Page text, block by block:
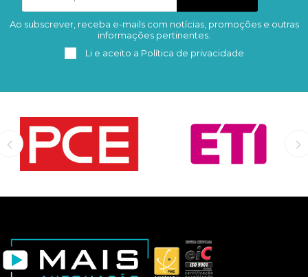
Subscrever Remover
Ao subscrever, receba e-mails com notícias, promoções e outras
informações pertinentes.
Li e aceito a Política de privacidade